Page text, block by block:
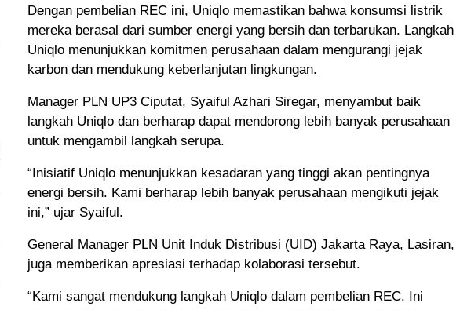
Dengan pembelian REC ini, Uniqlo memastikan bahwa konsumsi listrik
mereka berasal dari sumber energi yang bersih dan terbarukan. Langkah
Uniqlo menunjukkan komitmen perusahaan dalam mengurangi jejak
karbon dan mendukung keberlanjutan lingkungan.
Manager PLN UP3 Ciputat, Syaiful Azhari Siregar, menyambut baik
langkah Uniqlo dan berharap dapat mendorong lebih banyak perusahaan
untuk mengambil langkah serupa.
“Inisiatif Uniqlo menunjukkan kesadaran yang tinggi akan pentingnya
energi bersih. Kami berharap lebih banyak perusahaan mengikuti jejak
ini,” ujar Syaiful.
General Manager PLN Unit Induk Distribusi (UID) Jakarta Raya, Lasiran,
juga memberikan apresiasi terhadap kolaborasi tersebut.
“Kami sangat mendukung langkah Uniqlo dalam pembelian REC. Ini